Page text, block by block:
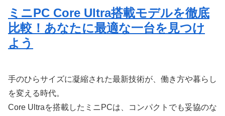
ミニPC Core Ultra搭載モデルを徹底
比較！あなたに最適な一台を見つけ
よう
手のひらサイズに凝縮された最新技術が、働き方や暮らし
を変える時代。
Core Ultraを搭載したミニPCは、コンパクトでも妥協のな